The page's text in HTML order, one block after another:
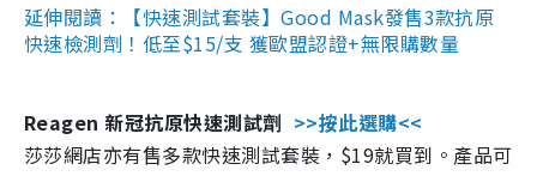
延伸閱讀：【快速測試套裝】Good Mask發售3款抗原
快速檢測劑！低至$15/支 獲歐盟認證+無限購數量
Reagen 新冠抗原快速測試劑 >>按此選購<<
莎莎網店亦有售多款快速測試套裝，$19就買到。產品可